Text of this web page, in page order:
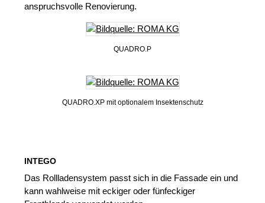
anspruchsvolle Renovierung.
QUADRO.P
QUADRO.XP mit optionalem Insektenschutz
INTEGO
Das Rollladensystem passt sich in die Fassade ein und
kann wahlweise mit eckiger oder fünfeckiger